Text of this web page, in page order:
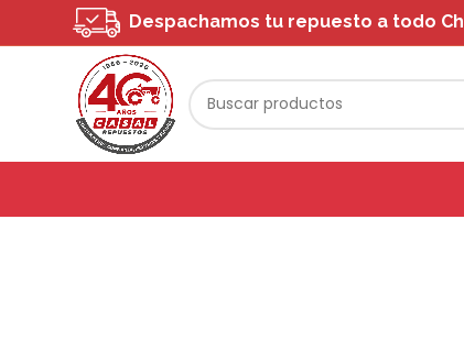
Despachamos tu repuesto a todo